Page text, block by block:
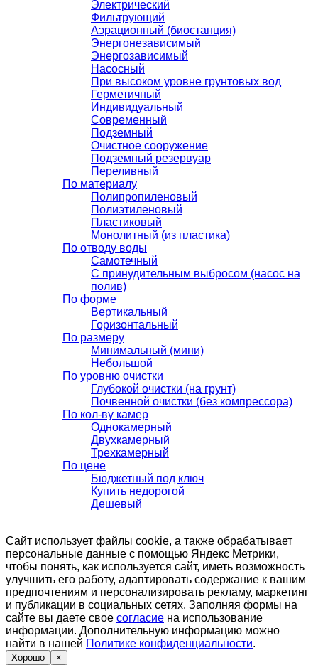
Электрический
Фильтрующий
Аэрационный (биостанция)
Энергонезависимый
Энергозависимый
Насосный
При высоком уровне грунтовых вод
Герметичный
Индивидуальный
Современный
Подземный
Очистное сооружение
Подземный резервуар
Переливный
По материалу
Полипропиленовый
Полиэтиленовый
Пластиковый
Монолитный (из пластика)
По отводу воды
Самотечный
С принудительным выбросом (насос на
полив)
По форме
Вертикальный
Горизонтальный
По размеру
Минимальный (мини)
Небольшой
По уровню очистки
Глубокой очистки (на грунт)
Почвенной очистки (без компрессора)
По кол-ву камер
Однокамерный
Двухкамерный
Трехкамерный
По цене
Бюджетный под ключ
Купить недорогой
Дешевый
Сайт использует файлы cookie, а также обрабатывает
персональные данные с помощью Яндекс Метрики,
чтобы понять, как используется сайт, иметь возможность
улучшить его работу, адаптировать содержание к вашим
предпочтениям и персонализировать рекламу, маркетинг
и публикации в социальных сетях. Заполняя формы на
сайте вы даете свое согласие на использование
информации. Дополнительную информацию можно
найти в нашей Политике конфиденциальности.
Хорошо ×